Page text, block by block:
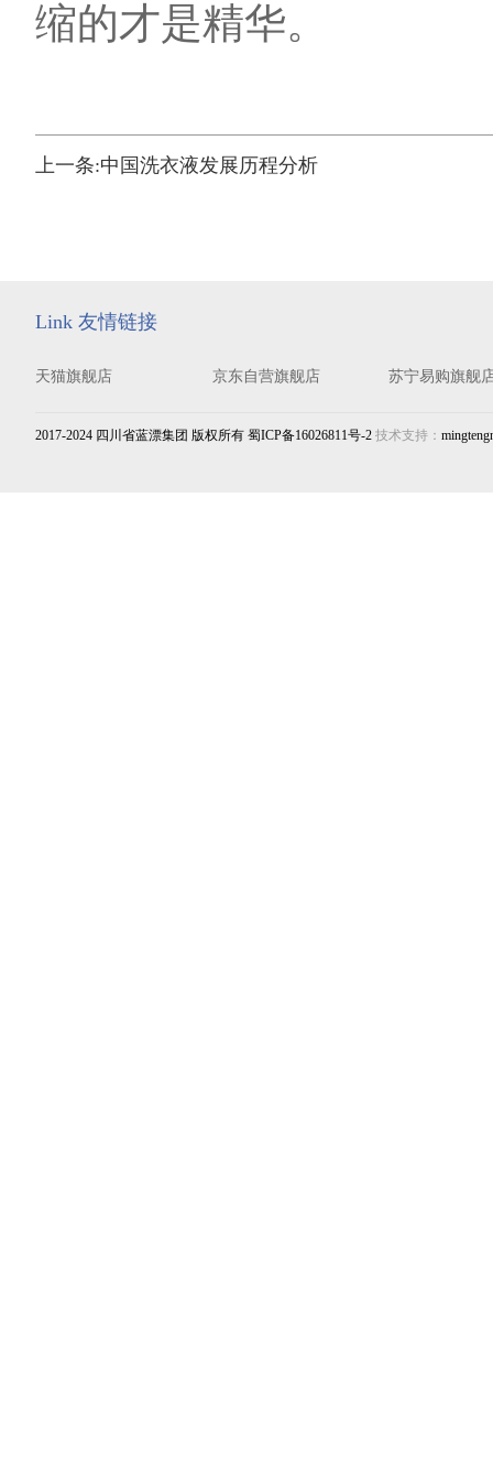
缩的才是精华。
上一条:中国洗衣液发展历程分析
Link 友情链接
天猫旗舰店 京东自营旗舰店 苏宁易购旗舰
2017-2024 四川省蓝漂集团 版权所有 蜀ICP备16026811号-2 技术支持：